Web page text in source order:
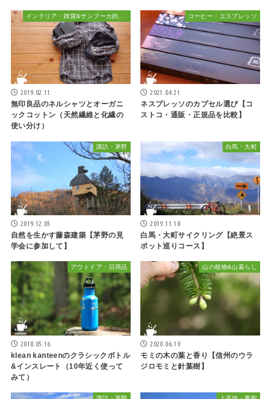
2019.02.11
無印良品のネルシャツとオーガニ
ックコットン（天然繊維と化繊の
使い分け）
コーヒー・エスプレッソ
2021.04.21
ネスプレッソのカプセル選び【コ
ストコ・通販・正規品を比較】
諏訪・茅野
2019.12.05
自然を生かす藤森建築【茅野の見
学会に参加して】
白馬・大町
2019.11.18
白馬・大町サイクリング【絶景ス
ポット巡りコース】
アウトドア・日用品
2018.05.16
klean kanteenのクラシックボトル
&インスレート（10年近く使って
みて）
山の植物&山暮らし
2020.06.19
モミの木の葉と香り【信州のウラ
ジロモミと針葉樹】